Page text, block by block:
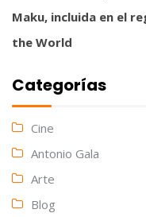
Maku, incluida en el
the World
Categorías
Cine
Antonio Gala
Arte
Blog